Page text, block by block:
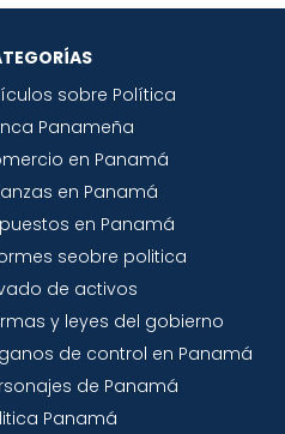
sobre Política
Panameña
en Panamá
en Panamá
en Panamá
seobre politica
de activos
y leyes del gobierno
de control en Panamá
de Panamá
Panamá